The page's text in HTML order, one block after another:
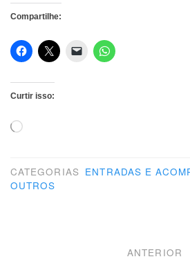
Compartilhe:
Curtir isso:
Carregando...
CATEGORIAS ENTRADAS E
OUTROS
NavegaçãoANTERIOR